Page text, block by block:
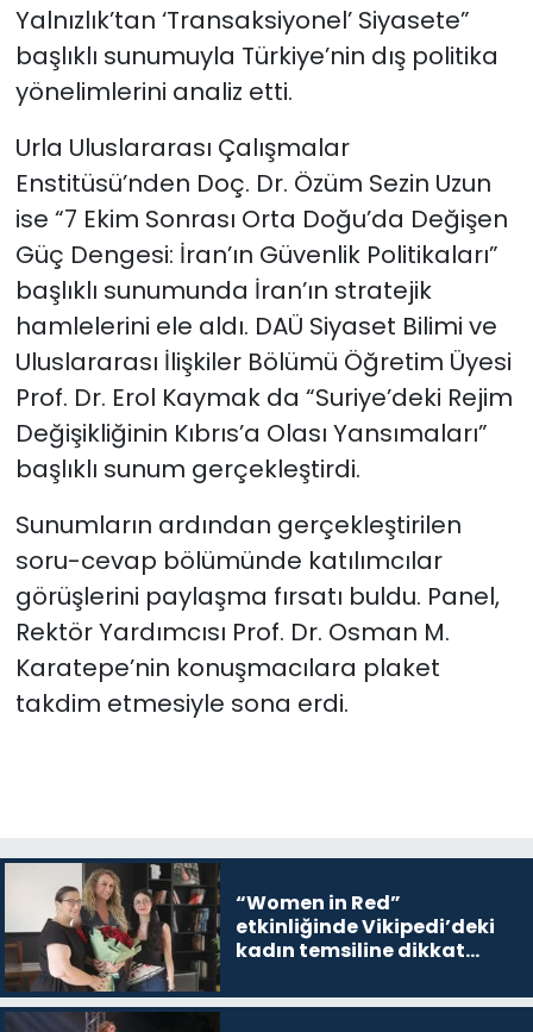
Yalnızlık’tan ‘Transaksiyonel’ Siyasete”
başlıklı sunumuyla Türkiye’nin dış politika
yönelimlerini analiz etti.
Urla Uluslararası Çalışmalar
Enstitüsü’nden Doç. Dr. Özüm Sezin Uzun
ise “7 Ekim Sonrası Orta Doğu’da Değişen
Güç Dengesi: İran’ın Güvenlik Politikaları”
başlıklı sunumunda İran’ın stratejik
hamlelerini ele aldı. DAÜ Siyaset Bilimi ve
Uluslararası İlişkiler Bölümü Öğretim Üyesi
Prof. Dr. Erol Kaymak da “Suriye’deki Rejim
Değişikliğinin Kıbrıs’a Olası Yansımaları”
başlıklı sunum gerçekleştirdi.
Sunumların ardından gerçekleştirilen
soru-cevap bölümünde katılımcılar
görüşlerini paylaşma fırsatı buldu. Panel,
Rektör Yardımcısı Prof. Dr. Osman M.
Karatepe’nin konuşmacılara plaket
takdim etmesiyle sona erdi.
“Women in Red”
etkinliğinde Vikipedi’deki
kadın temsiline dikkat